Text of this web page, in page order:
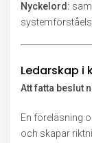
Nyckelord:
Ledarskap i
Att fatta beslut
En föreläsning
och skapar